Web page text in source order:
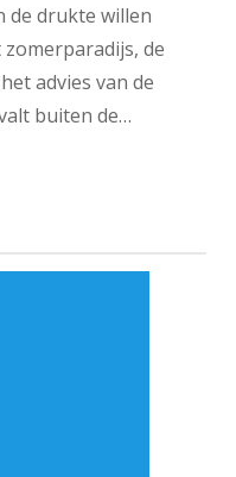
de drukte willen
de
advies van de
buiten de…